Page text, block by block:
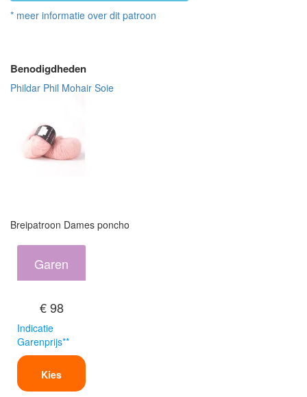
* meer informatie over dit patroon
Benodigdheden
Phildar Phil Mohair Soie
Breipatroon Dames poncho
Garen
€ 98
Indicatie
Garenprijs**
Kies